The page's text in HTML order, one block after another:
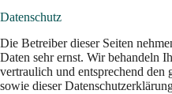
Datenschutz
Die Betreiber dieser Seiten
Daten sehr ernst. Wir behandeln
vertraulich und entsprechend den
sowie dieser